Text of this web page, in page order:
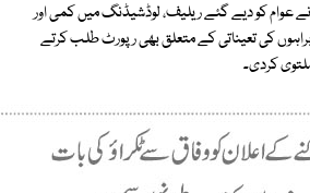
عوام کو دیے گئے ریلیف، لوڈشیڈنگ میں کمی اور
کی تعیناتی کے متعلق بھی رپورٹ طلب کرتے